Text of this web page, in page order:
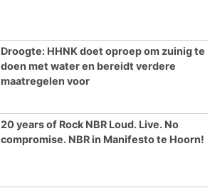
Droogte: HHNK doet oproep om zuinig te
doen met water en bereidt verdere
maatregelen voor
20 years of Rock NBR Loud. Live. No
compromise. NBR in Manifesto te Hoorn!